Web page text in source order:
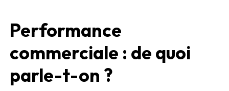
Performance
commerciale : de quoi
parle-t-on ?